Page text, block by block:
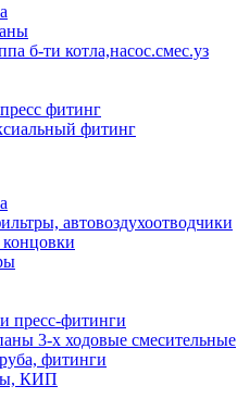
б-ти котла,насос.смес.уз
фитинг
фитинг
автовоздухоотводчики
пресс-фитинги
3-х ходовые смесительные
фитинги
КИП